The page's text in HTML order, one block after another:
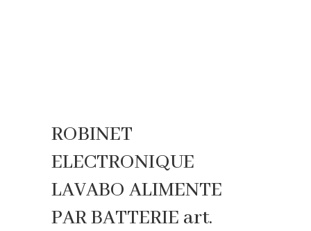
ROBINET
ELECTRONIQUE
LAVABO ALIMENTE
PAR BATTERIE art.